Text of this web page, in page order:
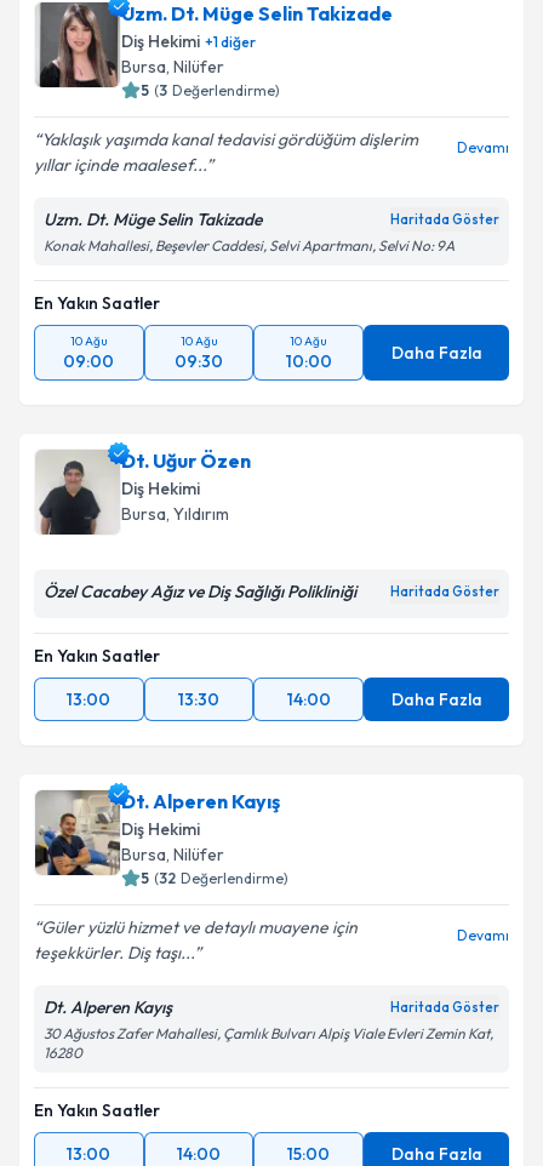
Uzm. Dt. Müge Selin Takizade
Diş Hekimi +1diğer
Bursa, Nilüfer
5 (3 Değerlendirme)
Yaklaşık yaşımda kanal tedavisi gördüğüm dişlerim
yıllar içinde maalesef...
Devamı
Uzm. Dt. Müge Selin Takizade Haritada Göster
Konak Mahallesi, Beşevler Caddesi, Selvi Apartmanı, Selvi No: 9A
En Yakın Saatler
10 Ağu
09:00
10 Ağu
09:30
10 Ağu
10:00 Daha Fazla
Dt. Uğur Özen
Diş Hekimi
Bursa, Yıldırım
Özel Cacabey Ağız ve Diş Sağlığı Polikliniği Haritada Göster
En Yakın Saatler
13:00
13:30 14:00 Daha Fazla
Dt. Alperen Kayış
Diş Hekimi
Bursa, Nilüfer
5 (32 Değerlendirme)
Güler yüzlü hizmet ve detaylı muayene için
teşekkürler. Diş taşı...
Devamı
Dt. Alperen Kayış Haritada Göster
30 Ağustos Zafer Mahallesi, Çamlık Bulvarı Alpiş Viale Evleri Zemin Kat,
16280
En Yakın Saatler
13:00
14:00 15:00 Daha Fazla